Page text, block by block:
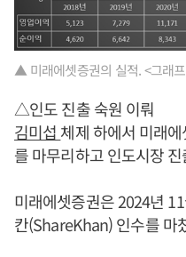
▲ 미래에셋증권의 실적. <그래
△인도 진출 숙원 이뤄
김미섭 체제 하에서 미래
를 마무리하고 인도시장
미래에셋증권은 2024년
칸(ShareKhan) 인수를 마